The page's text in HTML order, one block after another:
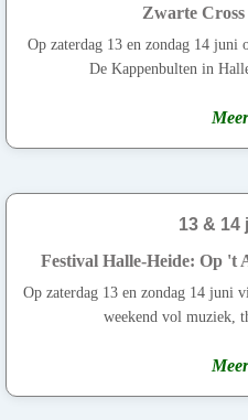
Zwarte
Op zaterdag 13 en zondag 14
De Kappenbulten in
13 & 14
Festival Halle-Heide: Op 't
Op zaterdag 13 en zondag 14 juni
weekend vol muziek,